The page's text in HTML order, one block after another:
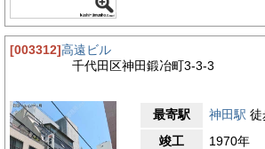
[003312]高遠ビル
千代田区神田鍛冶町3-3-3
最寄駅 神田駅 徒
竣工
1970年